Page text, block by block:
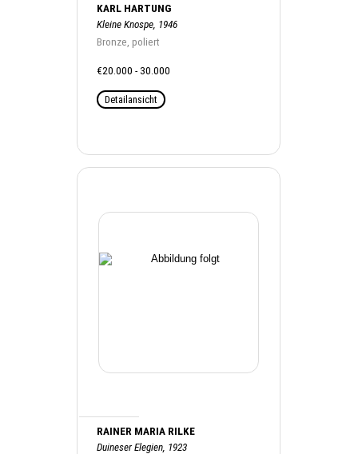
KARL HARTUNG
Kleine Knospe, 1946
Bronze, poliert
€20.000 - 30.000
Detailansicht
RAINER MARIA RILKE
Duineser Elegien, 1923